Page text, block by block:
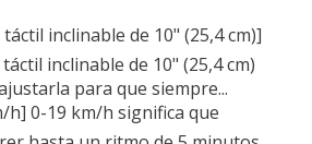
inclinable de 10" (25,4 cm)]
inclinable de 10" (25,4 cm)
para que siempre...
h] 0-19 km/h significa que